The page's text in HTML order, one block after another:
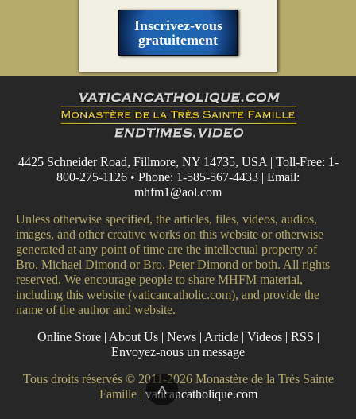
^
Inscrivez-vous
gratuitement
4425 Schneider Road, Fillmore, NY 14735, USA | Toll-Free: 1-
800-275-1126 • Phone: 1-585-567-4433 | Email:
mhfm1@aol.com
Unless otherwise specified, the articles, files, videos, audios,
images, and other creative works on this website or otherwise
generated at any point of time are the intellectual property of
Bro. Michael Dimond or Bro. Peter Dimond or both. All rights
reserved. We encourage people to share MHFM material,
including this website (vaticancatholic.com), and provide the
name of the author and website.
Online Store| About Us| News| Article| Videos| RSS |
Envoyez-nous un message
Tous droits réservés © 2011-2026 Monastère de la Très Sainte
Famille | vaticancatholique.com